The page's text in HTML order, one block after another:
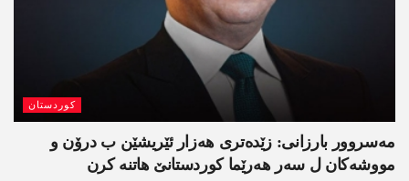
کوردستان
مەسروور بارزانی: زێدەتری ھەزار ئێریشێن ب درۆن و
مووشەکان ل سەر ھەرێما کوردستانێ ھاتنە کرن